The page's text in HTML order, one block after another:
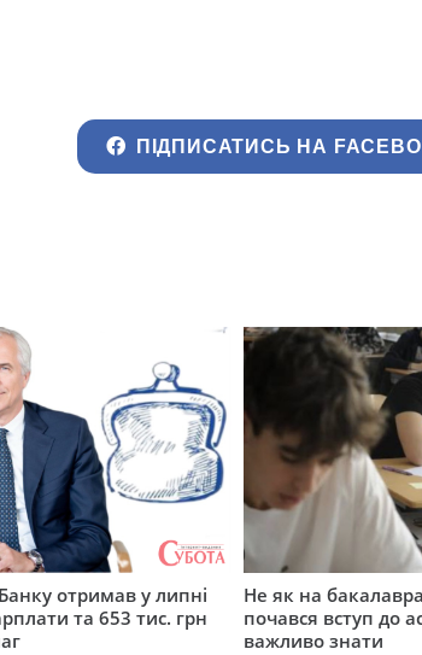
ПІДПИСАТИСЬ НА
отримав у липні
та 653 тис. грн
Не як на
почався вступ до
важливо знати